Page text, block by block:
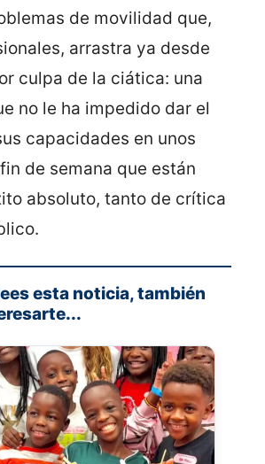
de movilidad que,
arrastra ya desde
culpa de la ciática: una
no le ha impedido dar el
capacidades en unos
de semana que están
absoluto, tanto de crítica
esta noticia, también